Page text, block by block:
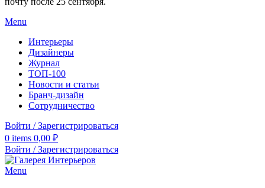
Menu
Интерьеры
Дизайнеры
Журнал
ТОП-100
Новости и статьи
Бранч-дизайн
Сотрудничество
Войти / Зарегистрироваться
0 items 0,00 ₽
Войти / Зарегистрироваться
Menu